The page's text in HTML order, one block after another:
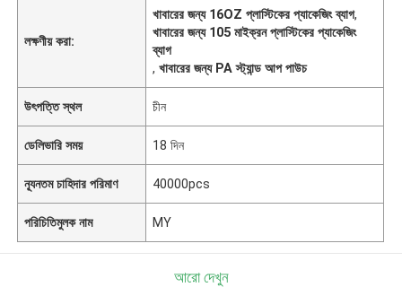
লক্ষণীয় করা:
খাবারের জন্য 16OZ প্লাস্টিকের প্যাকেজিং ব্যাগ,
খাবারের জন্য 105 মাইক্রন প্লাস্টিকের প্যাকেজিং
ব্যাগ
,খাবারের জন্য PA স্ট্যান্ড আপ পাউচ
উৎপত্তি স্থল চীন
ডেলিভারি সময় 18 দিন
ন্যূনতম চাহিদার পরিমাণ 40000pcs
পরিচিতিমুলক নাম MY
আরো দেখুন